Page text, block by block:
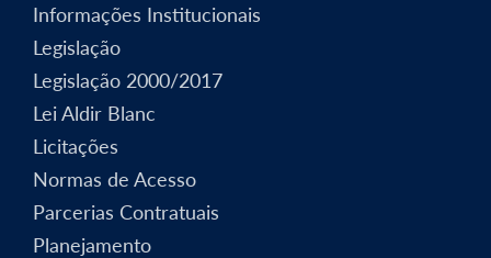
Informações Institucionais
Legislação
Legislação 2000/2017
Lei Aldir Blanc
Licitações
Normas de Acesso
Parcerias Contratuais
Planejamento